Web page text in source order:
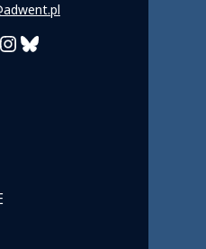
Instagram
Bluesky